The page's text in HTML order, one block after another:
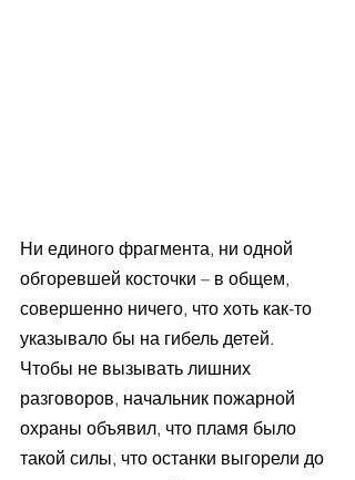
Ни единого фрагмента, ни одной
обгоревшей косточки – в общем,
совершенно ничего, что хоть как-то
указывало бы на гибель детей.
Чтобы не вызывать лишних
разговоров, начальник пожарной
охраны объявил, что пламя было
такой силы, что останки выгорели до